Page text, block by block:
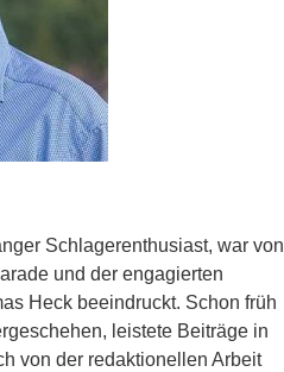
Schlagerenthusiast, war von
und der engagierten
Heck beeindruckt. Schon früh
leistete Beiträge in
von der redaktionellen Arbeit